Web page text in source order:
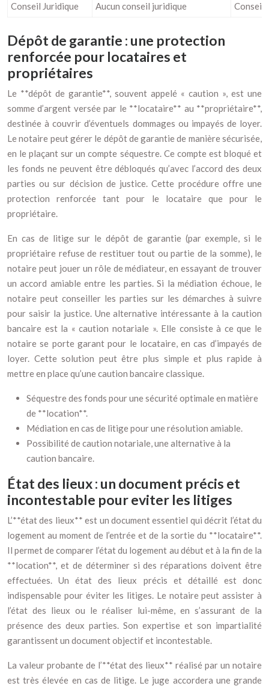
Conseil Juridique
Aucun conseil juridique Conseil
Dépôt de garantie : une protection
renforcée pour locataires et
propriétaires
Le **dépôt de garantie**, souvent appelé « caution », est une
somme d’argent versée par le **locataire** au **propriétaire**,
destinée à couvrir d’éventuels dommages ou impayés de loyer.
Le notaire peut gérer le dépôt de garantie de manière sécurisée,
en le plaçant sur un compte séquestre. Ce compte est bloqué et
les fonds ne peuvent être débloqués qu’avec l’accord des deux
parties ou sur décision de justice. Cette procédure offre une
protection renforcée tant pour le locataire que pour le
propriétaire.
En cas de litige sur le dépôt de garantie (par exemple, si le
propriétaire refuse de restituer tout ou partie de la somme), le
notaire peut jouer un rôle de médiateur, en essayant de trouver
un accord amiable entre les parties. Si la médiation échoue, le
notaire peut conseiller les parties sur les démarches à suivre
pour saisir la justice. Une alternative intéressante à la caution
bancaire est la « caution notariale ». Elle consiste à ce que le
notaire se porte garant pour le locataire, en cas d’impayés de
loyer. Cette solution peut être plus simple et plus rapide à
mettre en place qu’une caution bancaire classique.
Séquestre des fonds pour une sécurité optimale en matière
de **location**.
Médiation en cas de litige pour une résolution amiable.
Possibilité de caution notariale, une alternative à la
caution bancaire.
État des lieux : un document précis et
incontestable pour eviter les litiges
L’**état des lieux** est un document essentiel qui décrit l’état du
logement au moment de l’entrée et de la sortie du **locataire**.
Il permet de comparer l’état du logement au début et à la fin de la
**location**, et de déterminer si des réparations doivent être
effectuées. Un état des lieux précis et détaillé est donc
indispensable pour éviter les litiges. Le notaire peut assister à
l’état des lieux ou le réaliser lui-même, en s’assurant de la
présence des deux parties. Son expertise et son impartialité
garantissent un document objectif et incontestable.
La valeur probante de l’**état des lieux** réalisé par un notaire
est très élevée en cas de litige. Le juge accordera une grande